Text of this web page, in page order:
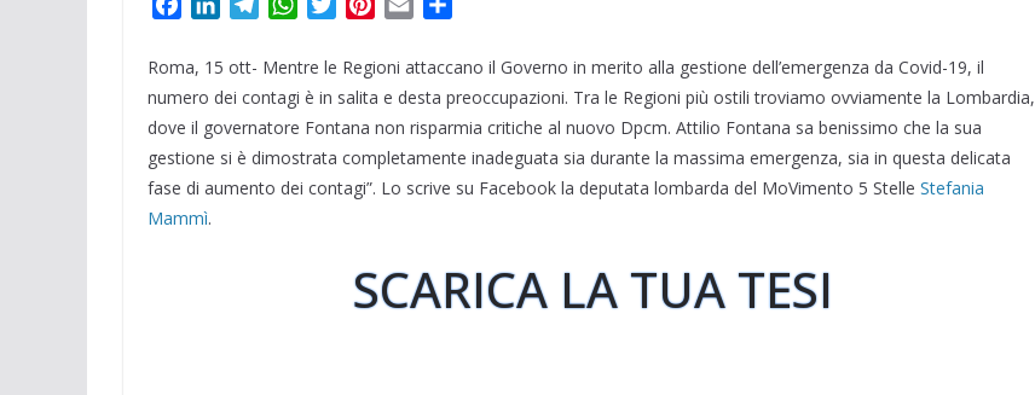
c
e
b
o
o
n
k
e
d
I
e
g
r
a
a
t
s
A
p
t
t
e
r
n
t
e
r
e
a
i
l
n
d
i
v
Roma, 15 ott- Mentre le Regioni attaccano il Governo in merito alla gestione dell’emergenza da Covid-19, il
numero dei contagi è in salita e desta preoccupazioni. Tra le Regioni più ostili troviamo ovviamente la Lombardia,
dove il governatore Fontana non risparmia critiche al nuovo Dpcm. Attilio Fontana sa benissimo che la sua
gestione si è dimostrata completamente inadeguata sia durante la massima emergenza, sia in questa delicata
fase di aumento dei contagi”. Lo scrive su Facebook la deputata lombarda del MoVimento 5 Stelle Stefania
Mammì.
SCARICA LA TUA TESI